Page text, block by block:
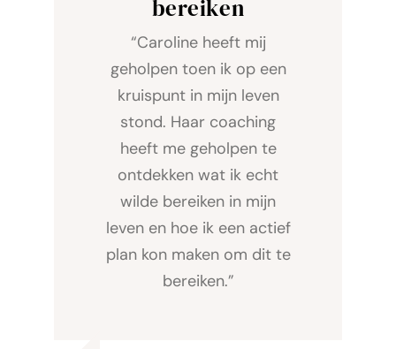
bereiken
“Caroline heeft mij
geholpen toen ik op een
kruispunt in mijn leven
stond. Haar coaching
heeft me geholpen te
ontdekken wat ik echt
wilde bereiken in mijn
leven en hoe ik een actief
plan kon maken om dit te
bereiken.”